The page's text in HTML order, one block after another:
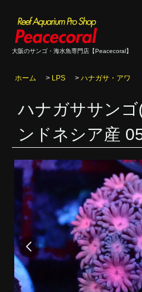
大阪のサンゴ・海水魚専門店【Peacecoral】
ホーム > LPS > ハナガサ・アワ
ハナガササンゴ
ンドネシア産